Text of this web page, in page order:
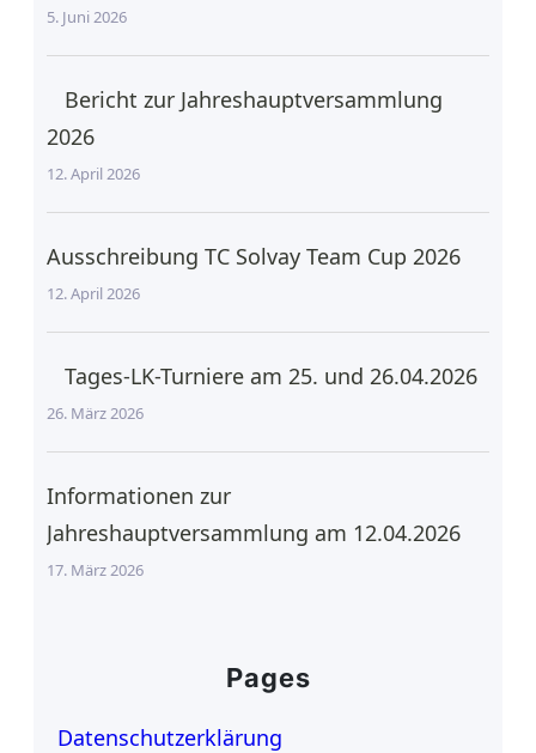
5. Juni 2026
Bericht zur Jahreshauptversammlung
2026
12. April 2026
Ausschreibung TC Solvay Team Cup 2026
12. April 2026
Tages-LK-Turniere am 25. und 26.04.2026
26. März 2026
Informationen zur
Jahreshauptversammlung am 12.04.2026
17. März 2026
Pages
Datenschutzerklärung